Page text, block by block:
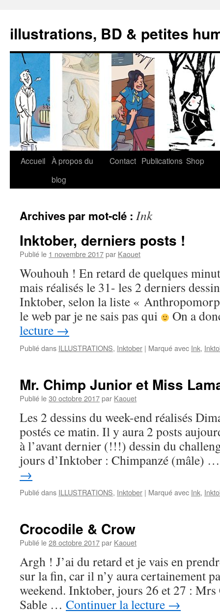
illustrations, BD & petites
Aller
Accueil À propos du
blog
Contact Publications Shop
Archives par mot-clé : Ink
Inktober, derniers posts !
Publié le 1 novembre 2017par Kaouet
Wouhouh ! En retard de quelques
mais réalisés le 31- les 2 derniers
Inktober, selon la liste «
le web par je ne sais pas qui
On a
lecture →
Publié dans ILLUSTRATIONS, Inktober | Marqué avec Ink,
Mr. Chimp Junior et Miss
Publié le30 octobre 2017par Kaouet
Les 2 dessins du week-end réalisés
postés ce matin. Il y aura 2 posts
à l’avant dernier (!!!) dessin du
jours d’Inktober : Chimpanzé (mâle)
→
Publié dans ILLUSTRATIONS, Inktober | Marqué avec Ink,
Crocodile & Crow
Publié le28 octobre 2017par Kaouet
Argh ! J’ai du retard et je vais en
sur la fin, car il n’y aura certainement
weekend. Inktober, jours 26 et 27 :
Sable … Continuer la lecture →